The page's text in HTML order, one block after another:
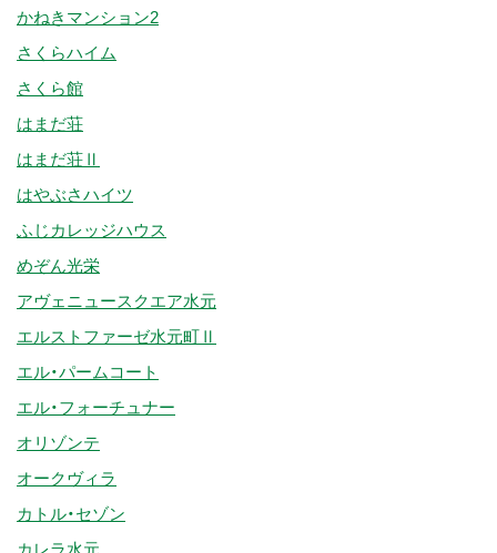
かねきマンション2
さくらハイム
さくら館
はまだ荘
はまだ荘Ⅱ
はやぶさハイツ
ふじカレッジハウス
めぞん光栄
アヴェニュースクエア水元
エルストファーゼ水元町Ⅱ
エル・パームコート
エル・フォーチュナー
オリゾンテ
オークヴィラ
カトル・セゾン